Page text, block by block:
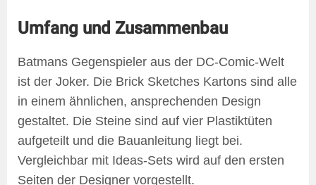
Umfang und Zusammenbau
Batmans Gegenspieler aus der DC-Comic-Welt
ist der Joker. Die Brick Sketches Kartons sind alle
in einem ähnlichen, ansprechenden Design
gestaltet. Die Steine sind auf vier Plastiktüten
aufgeteilt und die Bauanleitung liegt bei.
Vergleichbar mit Ideas-Sets wird auf den ersten
Seiten der Designer vorgestellt.